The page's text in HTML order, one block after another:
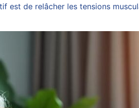
est de relâcher les tensions